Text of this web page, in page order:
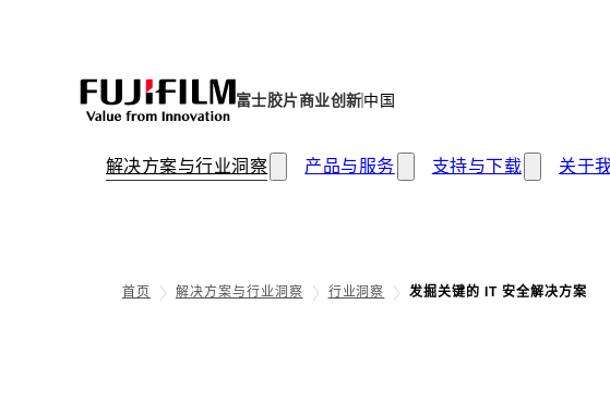
富士胶片商业创新中国
解决方案与行业洞察 产品与服务 支持与下载 关于
首页 解决方案与行业洞察 行业洞察 发掘关键的 IT 安全解决方案